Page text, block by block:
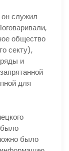
служил
общество
секту),
и
для
было